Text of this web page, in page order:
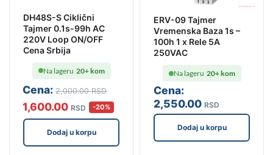
DH48S-S Ciklični
Tajmer 0.1s-99h AC
220V Loop ON/OFF
Cena Srbija
Cena: 2,000.00 RSD
1,600.00 RSD -20%
Na lageru 20+ kom
Dodaj u korpu
ERV-09 Tajmer
Vremenska Baza 1s –
100h 1 x Rele 5A
250VAC
Cena:
2,550.00 RSD
Na lageru 20+ kom
Dodaj u korpu